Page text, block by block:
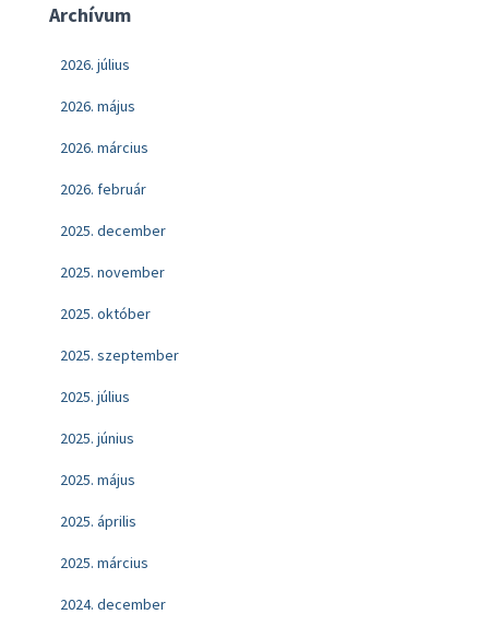
Archívum
2026. július
2026. május
2026. március
2026. február
2025. december
2025. november
2025. október
2025. szeptember
2025. július
2025. június
2025. május
2025. április
2025. március
2024. december